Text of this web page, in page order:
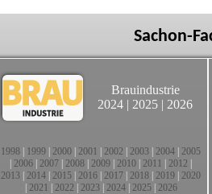
Sachon-
Brauindustrie
2024 | 2025 | 2026
1998 1999 2000 2001 2002 2003 2004 2005
2006 2007 2008 2009 2010 2011 2012
2013 2014 2015 2016 2017 2018 2019 2020
2021 2022 2023| 2024| 2025| 2026